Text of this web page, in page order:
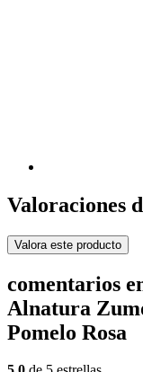
Valoraciones
Valora este producto
comentarios
Alnatura
Pomelo Rosa